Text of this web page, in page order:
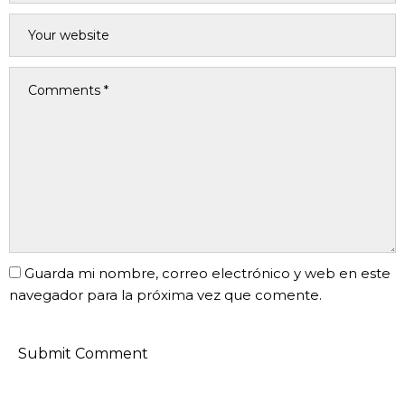
Guarda mi nombre, correo electrónico y web en este
navegador para la próxima vez que comente.